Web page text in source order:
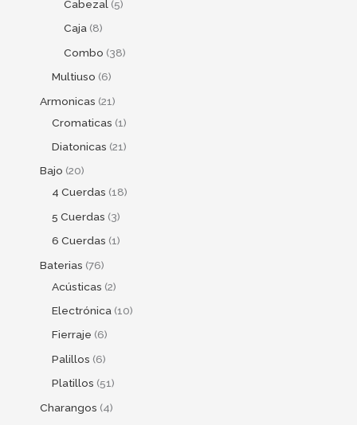
Cabezal 5
Caja 8
Combo 38
Multiuso 6
Armonicas 21
Cromaticas 1
Diatonicas 21
Bajo 20
4 Cuerdas 18
5 Cuerdas 3
6 Cuerdas 1
Baterias 76
Acústicas 2
Electrónica 10
Fierraje 6
Palillos 6
Platillos 51
Charangos 4